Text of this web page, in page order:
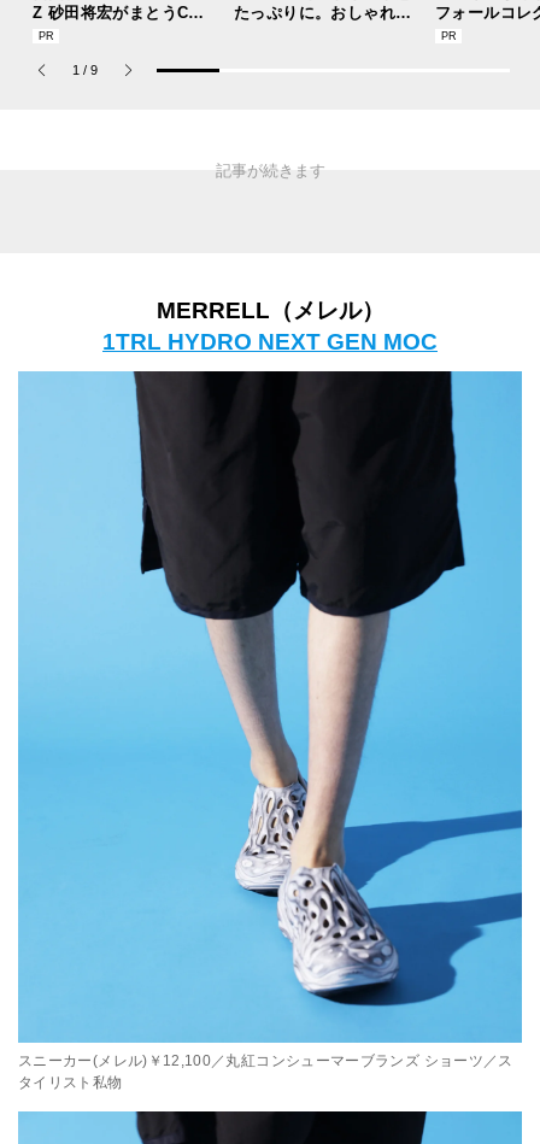
Z 砂田将宏がまとうCOA
CHの新作フレグランス
ナム パルファム」
たっぷりに。おしゃれな
フォールコレ
描くプレッピ
1 / 9
MERRELL（メレル）
1TRL HYDRO NEXT GEN MOC
スニーカー(メレル)￥12,100／丸紅コンシューマーブランズ ショーツ／ス
タイリスト私物